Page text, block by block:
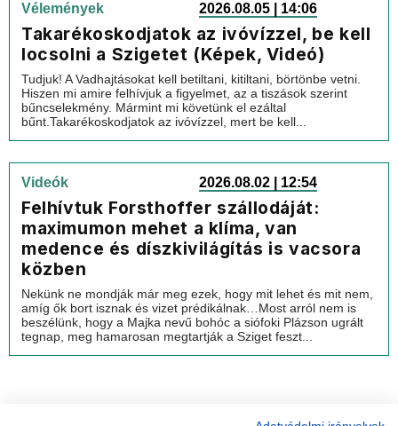
Vélemények 2026.08.05 | 14:06
Takarékoskodjatok az ivóvízzel, be kell
locsolni a Szigetet (Képek, Videó)
Tudjuk! A Vadhajtásokat kell betiltani, kitiltani, börtönbe vetni.
Hiszen mi amire felhívjuk a figyelmet, az a tiszások szerint
bűncselekmény. Mármint mi követünk el ezáltal
bűnt.Takarékoskodjatok az ivóvízzel, mert be kell...
Videók 2026.08.02 | 12:54
Felhívtuk Forsthoffer szállodáját:
maximumon mehet a klíma, van
medence és díszkivilágítás is vacsora
közben
Nekünk ne mondják már meg ezek, hogy mit lehet és mit nem,
amíg ők bort isznak és vizet prédikálnak…Most arról nem is
beszélünk, hogy a Majka nevű bohóc a siófoki Plázson ugrált
tegnap, meg hamarosan megtartják a Sziget feszt...